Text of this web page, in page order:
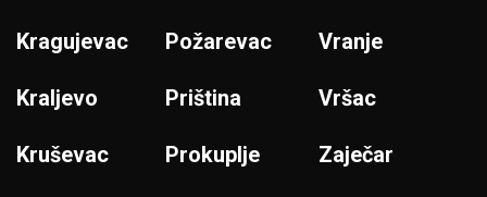
Kragujevac
Kraljevo
Kruševac
Požarevac
Priština
Prokuplje
Vranje
Vršac
Zaječar